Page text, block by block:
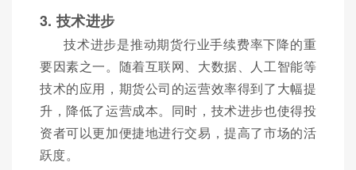
3. 技术进步
技术进步是推动期货行业手续费率下降的重
要因素之一。随着互联网、大数据、人工智能等
技术的应用，期货公司的运营效率得到了大幅提
升，降低了运营成本。同时，技术进步也使得投
资者可以更加便捷地进行交易，提高了市场的活
跃度。